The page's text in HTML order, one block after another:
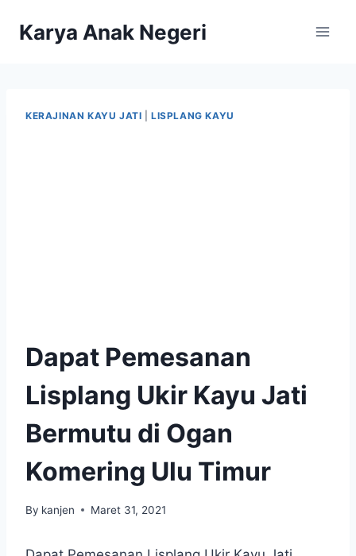
Karya Anak Negeri
KERAJINAN KAYU JATI |LISPLANG KAYU
Dapat Pemesanan
Lisplang Ukir Kayu Jati
Bermutu di Ogan
Komering Ulu Timur
By kanjen Maret 31, 2021